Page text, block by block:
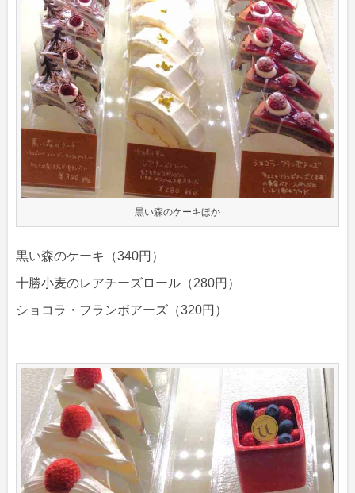
黒い森のケーキほか
黒い森のケーキ（340円）
十勝小麦のレアチーズロール（280円）
ショコラ・フランボアーズ（320円）